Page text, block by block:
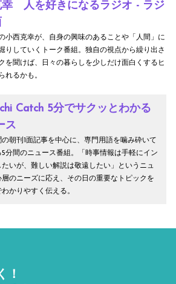
幸 人を好きになるラジオ - ラジ
小西克幸が、自身の興味のあることや「人間」に
りしていくトーク番組。独自の視点から繰り出さ
を聞けば、日々の暮らしを少しだけ面白くするヒ
れるかも。
Catch 5分でサクッとわかる
ス
の朝刊1面記事を中心に、専門用語を噛み砕いて
5分間のニュース番組。「時事情報は手軽にイン
たいが、難しい解説は敬遠したい」というニュ
層のニーズに応え、その日の重要なトピックを
かりやすく伝える。
！